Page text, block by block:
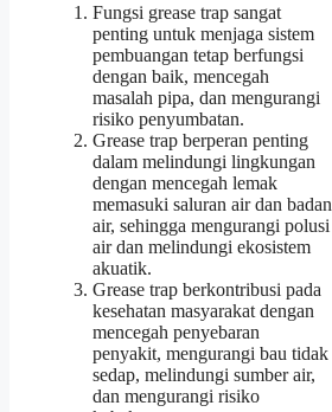
Fungsi grease trap sangat
penting untuk menjaga sistem
pembuangan tetap berfungsi
dengan baik, mencegah
masalah pipa, dan mengurangi
risiko penyumbatan.
Grease trap berperan penting
dalam melindungi lingkungan
dengan mencegah lemak
memasuki saluran air dan badan
air, sehingga mengurangi polusi
air dan melindungi ekosistem
akuatik.
Grease trap berkontribusi pada
kesehatan masyarakat dengan
mencegah penyebaran
penyakit, mengurangi bau tidak
sedap, melindungi sumber air,
dan mengurangi risiko